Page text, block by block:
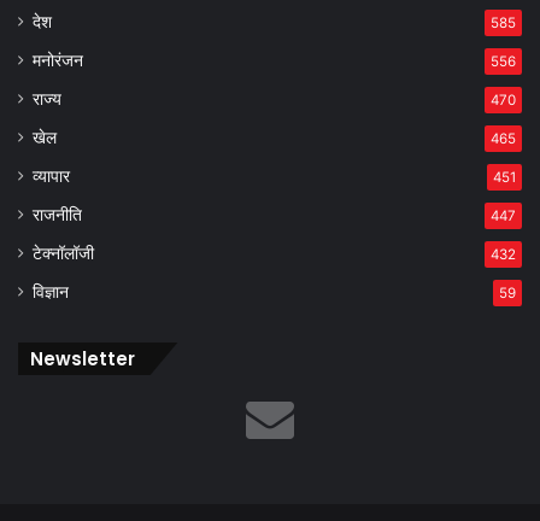
देश 585
मनोरंजन 556
राज्य 470
खेल 465
व्यापार 451
राजनीति 447
टेक्नॉलॉजी 432
विज्ञान 59
Newsletter